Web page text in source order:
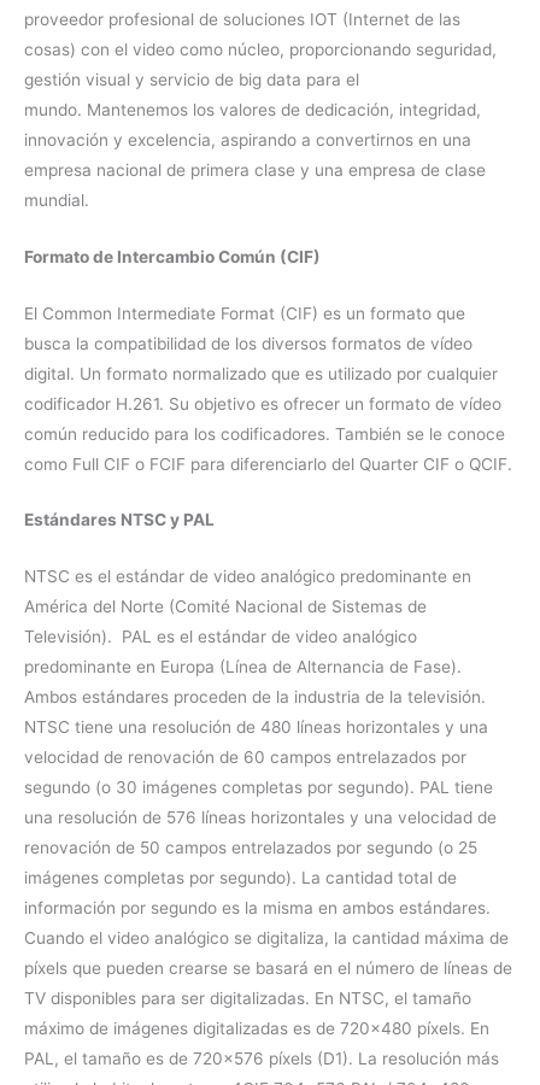
proveedor profesional de soluciones IOT (Internet de las
cosas) con el video como núcleo, proporcionando seguridad,
gestión visual y servicio de big data para el
mundo. Mantenemos los valores de dedicación, integridad,
innovación y excelencia, aspirando a convertirnos en una
empresa nacional de primera clase y una empresa de clase
mundial.
Formato de Intercambio Común (CIF)
El Common Intermediate Format (CIF) es un formato que
busca la compatibilidad de los diversos formatos de vídeo
digital. Un formato normalizado que es utilizado por cualquier
codificador H.261. Su objetivo es ofrecer un formato de vídeo
común reducido para los codificadores. También se le conoce
como Full CIF o FCIF para diferenciarlo del Quarter CIF o QCIF.
Estándares NTSC y PAL
NTSC es el estándar de video analógico predominante en
América del Norte (Comité Nacional de Sistemas de
Televisión). PAL es el estándar de video analógico
predominante en Europa (Línea de Alternancia de Fase).
Ambos estándares proceden de la industria de la televisión.
NTSC tiene una resolución de 480 líneas horizontales y una
velocidad de renovación de 60 campos entrelazados por
segundo (o 30 imágenes completas por segundo). PAL tiene
una resolución de 576 líneas horizontales y una velocidad de
renovación de 50 campos entrelazados por segundo (o 25
imágenes completas por segundo). La cantidad total de
información por segundo es la misma en ambos estándares.
Cuando el video analógico se digitaliza, la cantidad máxima de
píxels que pueden crearse se basará en el número de líneas de
TV disponibles para ser digitalizadas. En NTSC, el tamaño
máximo de imágenes digitalizadas es de 720×480 píxels. En
PAL, el tamaño es de 720×576 píxels (D1). La resolución más